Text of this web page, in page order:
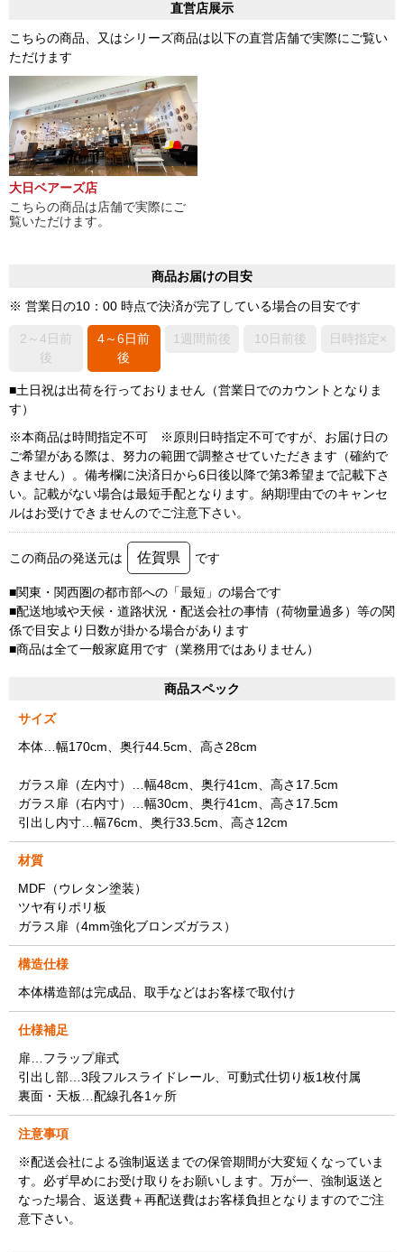
直営店展示
こちらの商品、又はシリーズ商品は以下の直営店舗で実際にご覧い
ただけます
大日ベアーズ店
こちらの商品は店舗で実際にご
覧いただけます。
商品お届けの目安
※ 営業日の10：00 時点で決済が完了している場合の目安です
2～4日前
後
4～6日前
後
1週間前後 10日前後 日時指定×
■土日祝は出荷を行っておりません（営業日でのカウントとなりま
す）
※本商品は時間指定不可 ※原則日時指定不可ですが、お届け日の
ご希望がある際は、努力の範囲で調整させていただきます（確約で
きません）。備考欄に決済日から6日後以降で第3希望まで記載下さ
い。記載がない場合は最短手配となります。納期理由でのキャンセ
ルはお受けできませんのでご注意下さい。
この商品の発送元は 佐賀県 です
■関東・関西圏の都市部への「最短」の場合です
■配送地域や天候・道路状況・配送会社の事情（荷物量過多）等の関
係で目安より日数が掛かる場合があります
■商品は全て一般家庭用です（業務用ではありません）
商品スペック
サイズ
本体…幅170cm、奥行44.5cm、高さ28cm
ガラス扉（左内寸）…幅48cm、奥行41cm、高さ17.5cm
ガラス扉（右内寸）…幅30cm、奥行41cm、高さ17.5cm
引出し内寸…幅76cm、奥行33.5cm、高さ12cm
材質
MDF（ウレタン塗装）
ツヤ有りポリ板
ガラス扉（4mm強化ブロンズガラス）
構造仕様
本体構造部は完成品、取手などはお客様で取付け
仕様補足
扉…フラップ扉式
引出し部…3段フルスライドレール、可動式仕切り板1枚付属
裏面・天板…配線孔各1ヶ所
注意事項
※配送会社による強制返送までの保管期間が大変短くなっていま
す。必ず早めにお受け取りをお願いします。万が一、強制返送と
なった場合、返送費＋再配送費はお客様負担となりますのでご注
意下さい。